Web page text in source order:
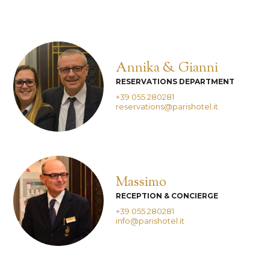
Annika & Gianni
RESERVATIONS DEPARTMENT
+39 055 280281
reservations@parishotel.it
Massimo
RECEPTION & CONCIERGE
+39 055 280281
info@parishotel.it